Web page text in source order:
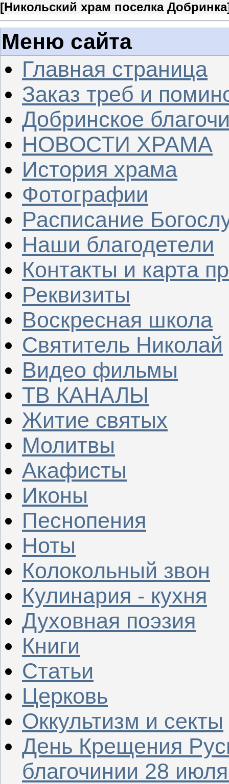
[Никольский храм поселка Добринка
Меню сайта
Главная страница
Заказ треб и
Добринское
НОВОСТИ ХРАМА
История храма
Фотографии
Расписание
Наши благодетели
Контакты и карта
Реквизиты
Воскресная школа
Святитель Николай
Видео фильмы
ТВ КАНАЛЫ
Житие святых
Молитвы
Акафисты
Иконы
Песнопения
Ноты
Колокольный звон
Кулинария - кухня
Духовная поэзия
Книги
Статьи
Церковь
Оккультизм и секты
День Крещения
благочинии 28